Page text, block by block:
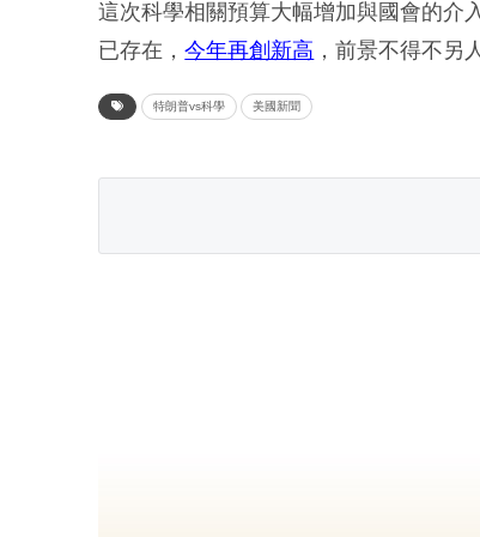
這次科學相關預算大幅增加與國會的介
已存在，今年再創新高 ，前景不得不另
特朗普vs科學 美國新聞